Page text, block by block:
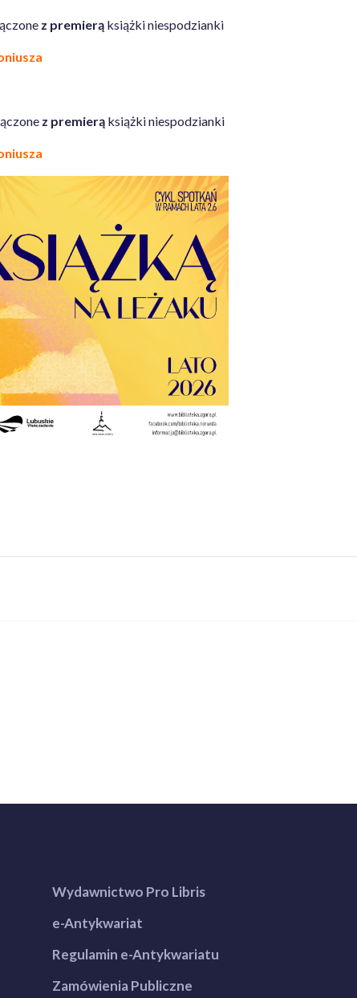
z premierą książki niespodzianki
z premierą książki niespodzianki
Wydawnictwo Pro Libris
e-Antykwariat
Regulamin e-Antykwariatu
Zamówienia Publiczne